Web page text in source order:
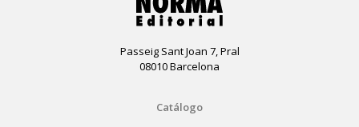
Passeig Sant Joan 7, Pral
08010 Barcelona
Catálogo